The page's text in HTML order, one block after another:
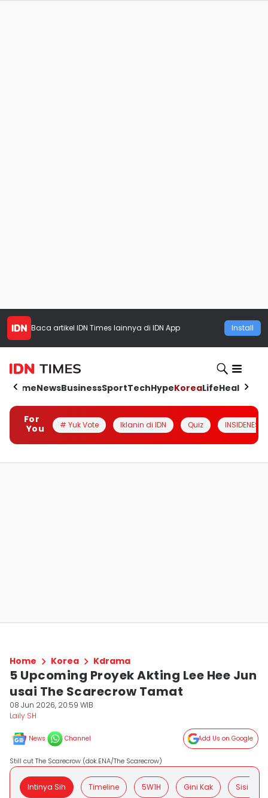
Baca artikel IDN Times lainnya di IDN App Install
HomeNewsBusinessSportTechHypeKoreaLifeHealth
For
You
# Yuk Vote Iklanin di IDN Quiz INSIDENESIA
Home Korea Kdrama
5 Upcoming Proyek Akting Lee Hee Jun
usai The Scarecrow Tamat
08 Jun 2026, 20:59 WIB
Laily SH
News Channel Add Us on Google
Still cut The Scarecrow (dok.ENA/The Scarecrow)
Intinya Sih Timeline 5W1H Gini Kak Sisi